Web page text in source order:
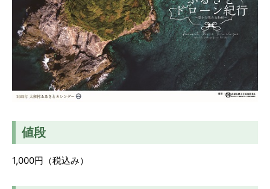
値段
1,000円（税込み）